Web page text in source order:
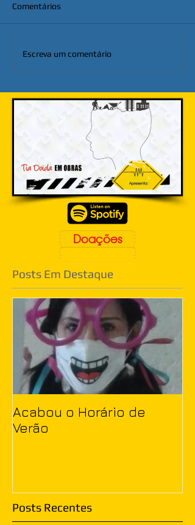
Comentários
Escreva um comentário
Doações
Posts Em Destaque
Acabou o Horário de
Verão
Posts Recentes